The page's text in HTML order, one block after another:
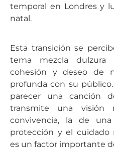
temporal en Londres y
natal.
Esta transición se
tema mezcla dulzura
cohesión y deseo de
profunda con su
parecer una canción
transmite una
convivencia, la de
protección y el cuidado
es un factor importante